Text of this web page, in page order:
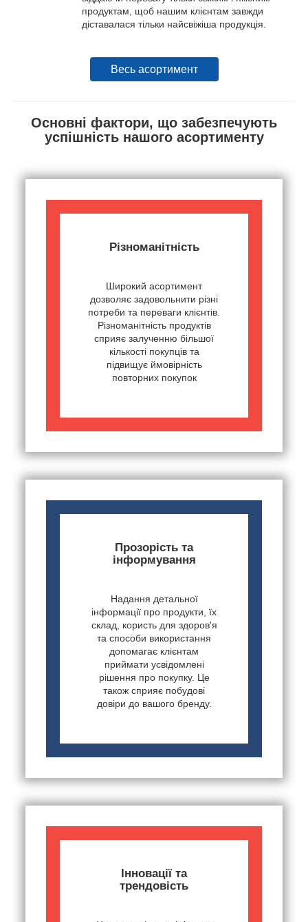
продуктам, щоб нашим клієнтам завжди
діставалася тільки найсвіжіша продукція.
Весь асортимент
Основні фактори, що забезпечують
успішність нашого асортименту
Різноманітність
Широкий асортимент
дозволяє задовольнити різні
потреби та переваги клієнтів.
Різноманітність продуктів
сприяє залученню більшої
кількості покупців та
підвищує ймовірність
повторних покупок
Прозорість та
інформування
Надання детальної
інформації про продукти, їх
склад, користь для здоров'я
та способи використання
допомагає клієнтам
приймати усвідомлені
рішення про покупку. Це
також сприяє побудові
довіри до вашого бренду.
Інновації та
трендовість